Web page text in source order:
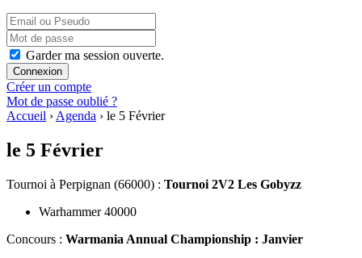
Garder ma session ouverte.
Créer un compte
Mot de passe oublié ?
Accueil › Agenda › le 5 Février
le 5 Février
Tournoi à Perpignan (66000) : Tournoi 2V2 Les Gobyzz
Warhammer 40000
Concours : Warmania Annual Championship : Janvier